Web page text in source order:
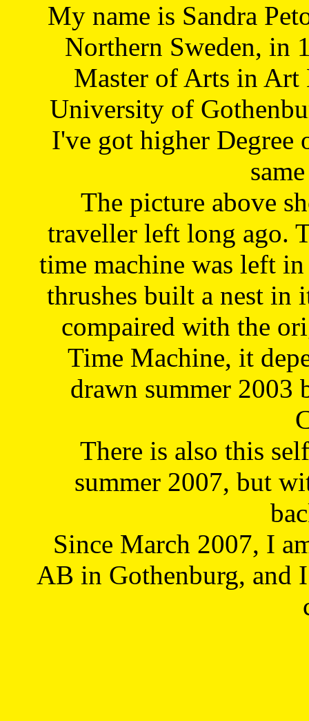
My name is Sandra
Northern Sweden, in
Master of Arts in Art
University of
I've got higher Degree
The picture above
traveller left long ago.
time machine was left
thrushes built a nest in
compaired with the
Time Machine, it
drawn summer 2003
There is also this
summer 2007, but
Since March 2007, I
AB in Gothenburg, and